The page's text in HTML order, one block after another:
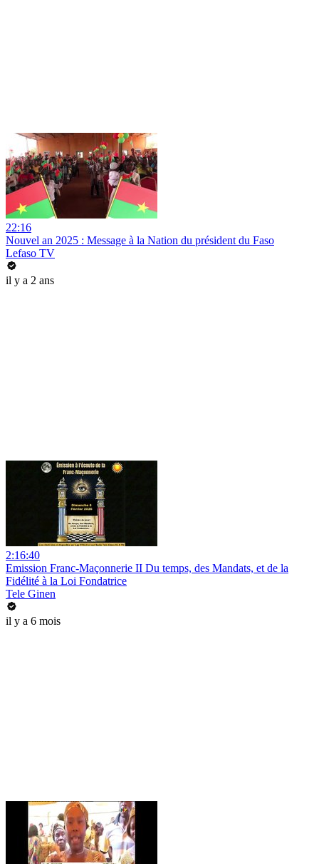
22:16
Nouvel an 2025 : Message à la Nation du président du Faso
Lefaso TV
il y a 2 ans
2:16:40
Emission Franc-Maçonnerie II Du temps, des Mandats, et de la
Fidélité à la Loi Fondatrice
Tele Ginen
il y a 6 mois